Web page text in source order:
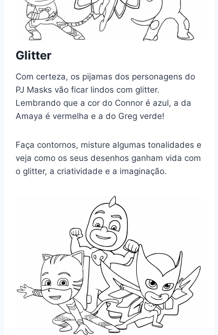
Glitter
Com certeza, os pijamas dos personagens do
PJ Masks vão ficar lindos com glitter.
Lembrando que a cor do Connor é azul, a da
Amaya é vermelha e a do Greg verde!
Faça contornos, misture algumas tonalidades e
veja como os seus desenhos ganham vida com
o glitter, a criatividade e a imaginação.